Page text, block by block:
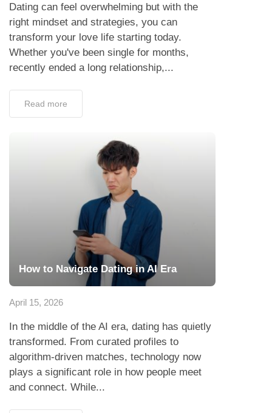
Dating can feel overwhelming but with the
right mindset and strategies, you can
transform your love life starting today.
Whether you've been single for months,
recently ended a long relationship,...
Read more
How to Navigate Dating in AI Era
April 15, 2026
In the middle of the AI era, dating has quietly
transformed. From curated profiles to
algorithm-driven matches, technology now
plays a significant role in how people meet
and connect. While...